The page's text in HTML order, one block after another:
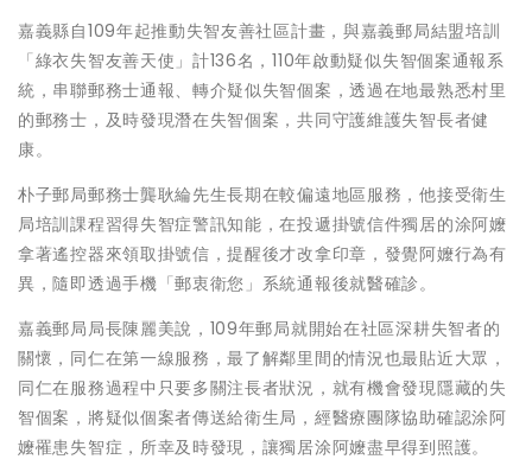
嘉義縣自109年起推動失智友善社區計畫，與嘉義郵局結盟培訓
「綠衣失智友善天使」計136名，110年啟動疑似失智個案通報系
統，串聯郵務士通報、轉介疑似失智個案，透過在地最熟悉村里
的郵務士，及時發現潛在失智個案，共同守護維護失智長者健
康。
朴子郵局郵務士龔耿綸先生長期在較偏遠地區服務，他接受衛生
局培訓課程習得失智症警訊知能，在投遞掛號信件獨居的涂阿嬤
拿著遙控器來領取掛號信，提醒後才改拿印章，發覺阿嬤行為有
異，隨即透過手機「郵衷衛您」系統通報後就醫確診。
嘉義郵局局長陳麗美說，109年郵局就開始在社區深耕失智者的
關懷，同仁在第一線服務，最了解鄰里間的情況也最貼近大眾，
同仁在服務過程中只要多關注長者狀況，就有機會發現隱藏的失
智個案，將疑似個案者傳送給衛生局，經醫療團隊協助確認涂阿
嬤罹患失智症，所幸及時發現，讓獨居涂阿嬤盡早得到照護。